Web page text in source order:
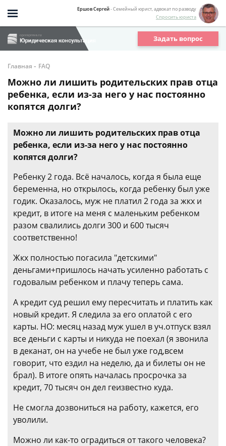
Ершов Сергей- Семейный юрист, адвокат по разводу
Спросить юриста
Задать вопрос
Главная - FAQ
Можно ли лишить родительских прав отца
ребенка, если из-за него у нас постоянно
копятся долги?
Можно ли лишить родительских прав отца
ребенка, если из-за него у нас постоянно
копятся долги?
Ребенку 2 года. Всё началось, когда я была еще
беременна, но открылось, когда ребенку был уже
годик. Оказалось, муж не платил 2 года за жкх и
кредит, в итоге на меня с маленьким ребенком
разом свалились долги 300 и 600 тысяч
соответственно!
Жкх полностью погасила "детскими"
деньгами+пришлось начать усиленно работать с
годовалым ребенком и плачу теперь сама.
А кредит суд решил ему пересчитать и платить как
новый кредит. Я следила за его оплатой с его
карты. НО: месяц назад муж ушел в уч.отпуск взял
все деньги с карты и никуда не поехал (я звонила
в деканат, он на учебе не был уже год,всем
говорит, что ездил на неделю, да и билеты он не
брал). В итоге опять началась просрочка за
кредит, 70 тысяч он дел геизвестно куда.
Не смогла дозвониться на работу, кажется, его
уволили.
Можно ли как-то оградиться от такого человека?